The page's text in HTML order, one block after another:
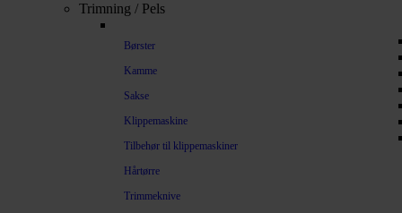
Trimning / Pels
Børster
Kamme
Sakse
Klippemaskine
Tilbehør til klippemaskiner
Hårtørre
Trimmeknive